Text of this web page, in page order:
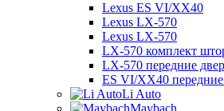
Lexus ES VI/XX40
Lexus LX-570
Lexus LX-570
LX-570 комплект
LX-570 передние
ES VI/XX40 передние
Li Auto
Maybach